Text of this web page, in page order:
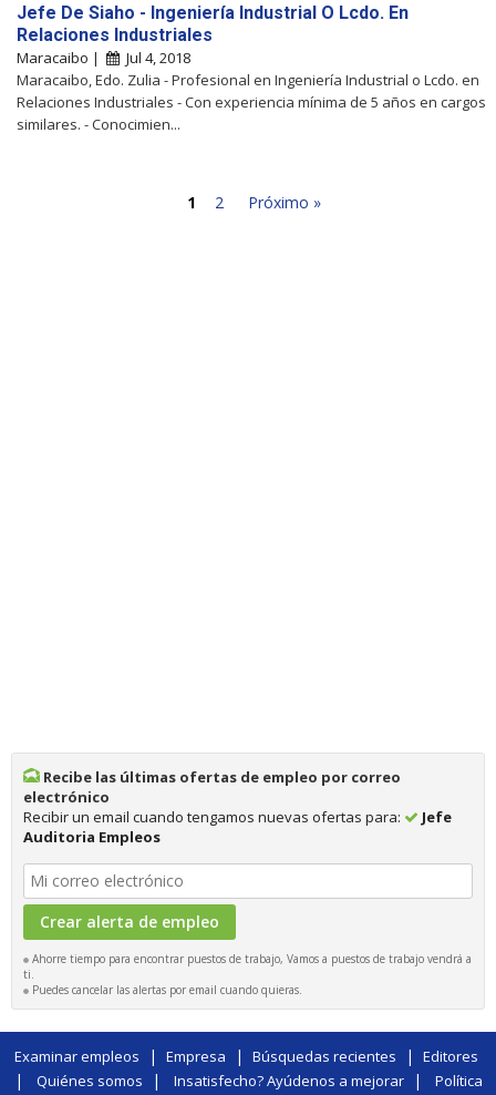
Jefe De Siaho - Ingeniería Industrial O Lcdo. En
Relaciones Industriales
Maracaibo |
Jul 4, 2018
Maracaibo, Edo. Zulia - Profesional en Ingeniería Industrial o Lcdo. en
Relaciones Industriales - Con experiencia mínima de 5 años en cargos
similares. - Conocimien...
1 2 Próximo »
Recibe las últimas ofertas de empleo por correo
electrónico
Recibir un email cuando tengamos nuevas ofertas para:
Jefe
Auditoria Empleos
Ahorre tiempo para encontrar puestos de trabajo, Vamos a puestos de trabajo vendrá a
ti.
Puedes cancelar las alertas por email cuando quieras.
Examinar empleos | Empresa | Búsquedas recientes | Editores
| Quiénes somos | Insatisfecho? Ayúdenos a mejorar|
Política